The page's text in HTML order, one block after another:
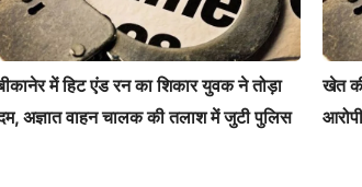
में हिट एंड रन का शिकार युवक ने तोड़ा
अज्ञात वाहन चालक की तलाश में जुटी पुलिस
खेत